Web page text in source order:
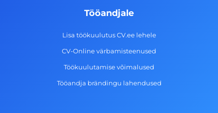
Tööandjale
Lisa töökuulutus CV.ee lehele
CV-Online värbamisteenused
Töökuulutamise võimalused
Tööandja brändingu lahendused